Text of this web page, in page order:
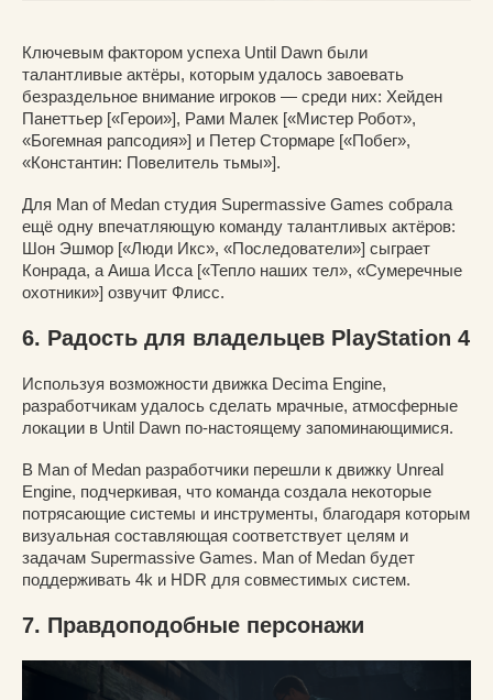
Ключевым фактором успеха Until Dawn были
талантливые актёры, которым удалось завоевать
безраздельное внимание игроков — среди них: Хейден
Панеттьер [«Герои»], Рами Малек [«Мистер Робот»,
«Богемная рапсодия»] и Петер Стормаре [«Побег»,
«Константин: Повелитель тьмы»].
Для Man of Medan студия Supermassive Games собрала
ещё одну впечатляющую команду талантливых актёров:
Шон Эшмор [«Люди Икс», «Последователи»] сыграет
Конрада, а Аиша Исса [«Тепло наших тел», «Сумеречные
охотники»] озвучит Флисс.
6. Радость для владельцев PlayStation 4
Используя возможности движка Decima Engine,
разработчикам удалось сделать мрачные, атмосферные
локации в Until Dawn по-настоящему запоминающимися.
В Man of Medan разработчики перешли к движку Unreal
Engine, подчеркивая, что команда создала некоторые
потрясающие системы и инструменты, благодаря которым
визуальная составляющая соответствует целям и
задачам Supermassive Games. Man of Medan будет
поддерживать 4k и HDR для совместимых систем.
7. Правдоподобные персонажи